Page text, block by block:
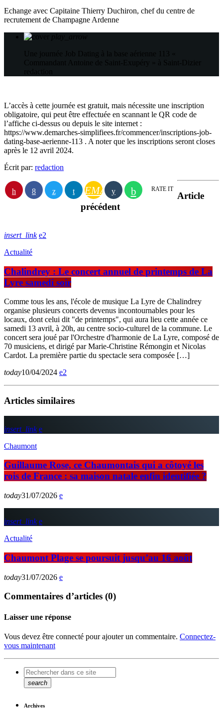
Echange avec Capitaine Thierry Duchiron, chef du centre de
recrutement de Champagne Ardenne
play_arrow
Une journée Job Dating à la base aérienne 113 «
Commandant Antoine de Saint-Exupéry » à Saint-Dizier
redaction
L’accès à cette journée est gratuit, mais nécessite une inscription
obligatoire, qui peut être effectuée en scannant le QR code de
l’affiche ci-dessus ou depuis le site internet :
https://www.demarches-simplifiees.fr/commencer/inscriptions-job-
dating-base-aerienne-113 . A noter que les inscriptions seront closes
après le 12 avril 2024.
Écrit par: redaction
EMAIL RATE IT
Article
précédent
insert_link
2
Actualité
Chalindrey : Le concert annuel de printemps de La
Lyre samedi soir
Comme tous les ans, l'école de musique La Lyre de Chalindrey
organise plusieurs concerts devenus incontournables pour les
locaux, dont celui dit "de printemps", qui aura lieu cette année ce
samedi 13 avril, à 20h, au centre socio-culturel de la commune. Le
concert sera joué par l'Orchestre d'harmonie de La Lyre, composé de
70 musiciens, et dirigé par Marie-Christine Rémongin et Nicolas
Cardot. La première partie du spectacle sera composée […]
today10/04/2024 2
Articles similaires
insert_link
Chaumont
Guillaume Rose, ce Chaumontais qui a côtoyé les
rois de France : sa maison natale enfin identifiée ?
today31/07/2026
insert_link
Actualité
Chaumont Plage se poursuit jusqu’au 16 août
today31/07/2026
Commentaires d’articles (0)
Laisser une réponse
Vous devez être connecté pour ajouter un commentaire. Connectez-
vous maintenant
search
Archives